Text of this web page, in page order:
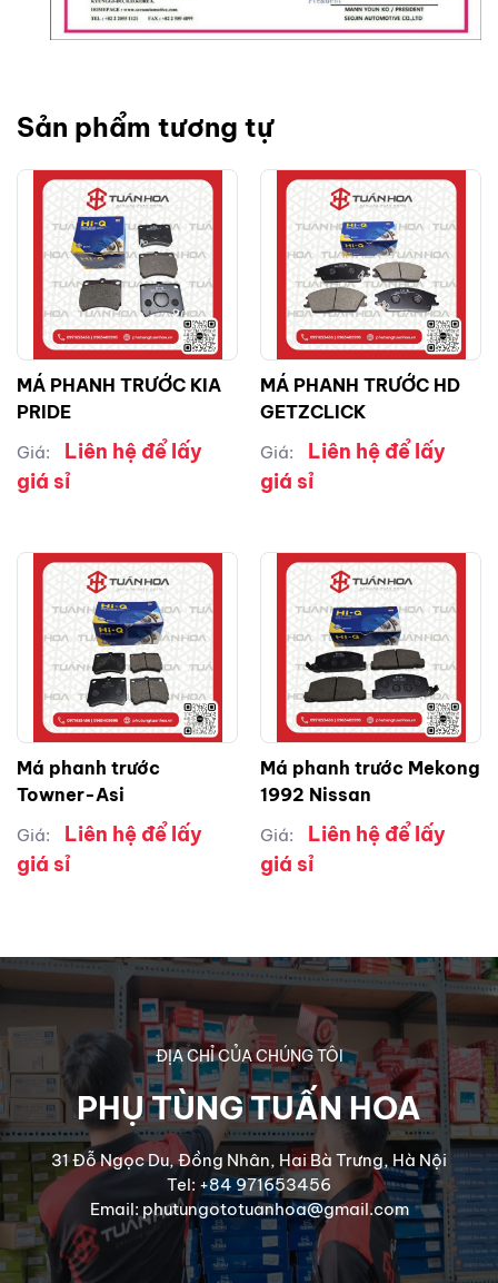
Sản phẩm tương tự
MÁ PHANH TRƯỚC KIA
PRIDE
Giá:
Liên hệ để lấy
giá sỉ
MÁ PHANH TRƯỚC HD
GETZCLICK
Giá:
Liên hệ để lấy
giá sỉ
Má phanh trước
Towner-Asi
Giá:
Liên hệ để lấy
giá sỉ
Má phanh trước Mekong
1992 Nissan
Giá:
Liên hệ để lấy
giá sỉ
ĐỊA CHỈ CỦA CHÚNG TÔI
PHỤ TÙNG TUẤN HOA
31 Đỗ Ngọc Du, Đồng Nhân, Hai Bà Trưng, Hà Nội
Tel: +84 971653456
Email: phutungototuanhoa@gmail.com